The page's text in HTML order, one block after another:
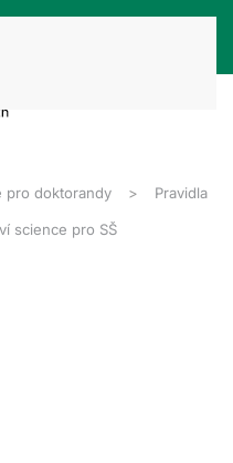
pro doktorandy Pravidla
science pro SŠ